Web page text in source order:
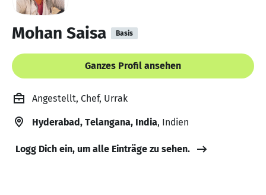
Mohan Saisa Basis
Ganzes Profil ansehen
Angestellt, Chef, Urrak
Hyderabad, Telangana, India, Indien
Logg Dich ein, um alle Einträge zu sehen.